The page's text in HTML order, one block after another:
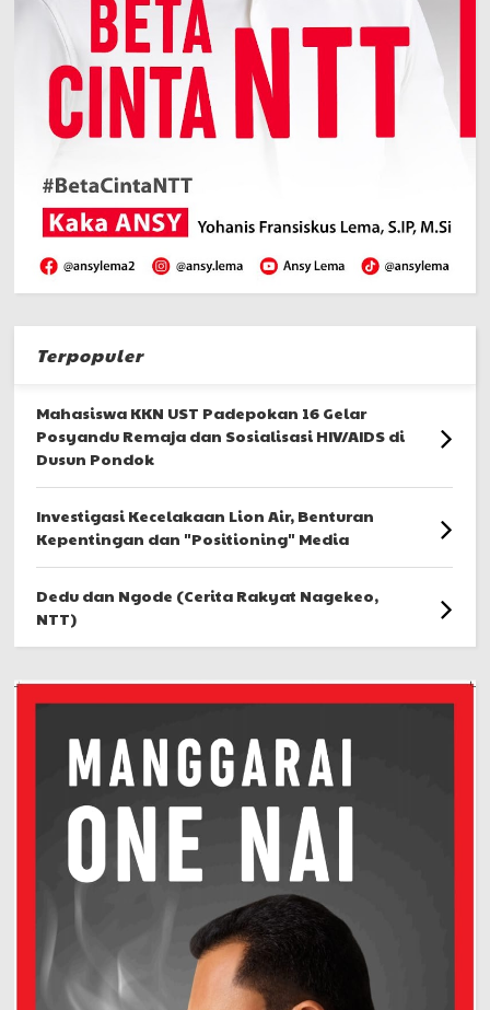
Terpopuler
Mahasiswa KKN UST Padepokan 16 Gelar
Posyandu Remaja dan Sosialisasi HIV/AIDS di
Dusun Pondok
Investigasi Kecelakaan Lion Air, Benturan
Kepentingan dan "Positioning" Media
Dedu dan Ngode (Cerita Rakyat Nagekeo,
NTT)